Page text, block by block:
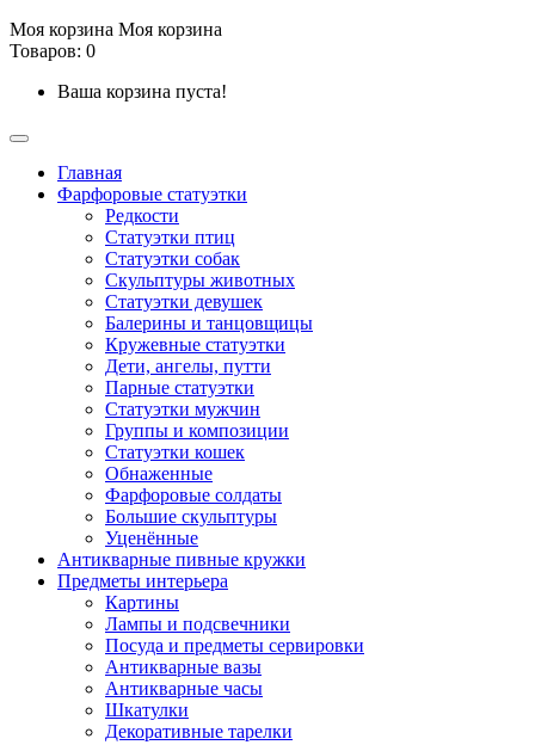
Моя корзина Моя корзина
Товаров: 0
Ваша корзина пуста!
Главная
Фарфоровые статуэтки
Редкости
Cтатуэтки птиц
Cтатуэтки собак
Скульптуры животных
Статуэтки девушек
Балерины и танцовщицы
Кружевные статуэтки
Дети, ангелы, путти
Парные статуэтки
Статуэтки мужчин
Группы и композиции
Статуэтки кошек
Обнаженные
Фарфоровые солдаты
Большие скульптуры
Уценённые
Антикварные пивные кружки
Предметы интерьера
Картины
Лампы и подсвечники
Посуда и предметы сервировки
Антикварные вазы
Антикварные часы
Шкатулки
Декоративные тарелки